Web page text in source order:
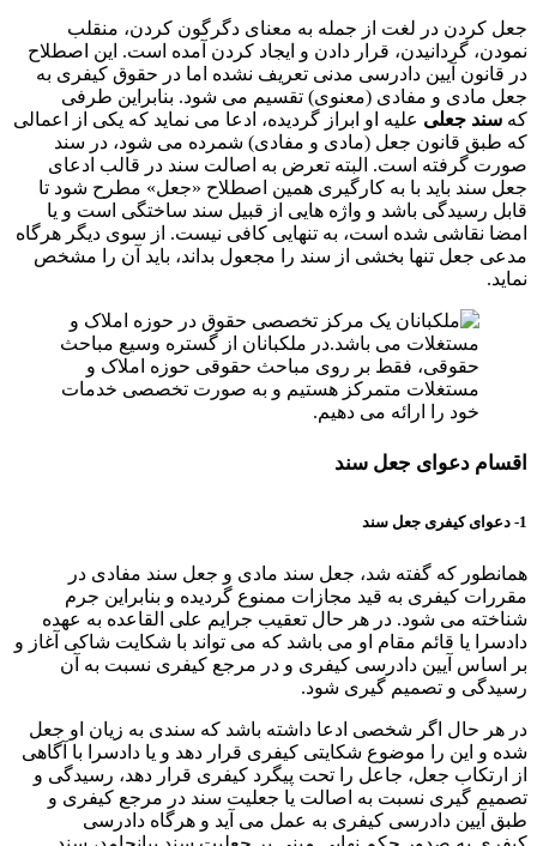
جعل کردن در لغت از جمله به معنای دگرگون کردن، منقلب
نمودن، گردانیدن، قرار دادن و ایجاد کردن آمده است. این اصطلاح
در قانون آیین دادرسی مدنی تعریف نشده اما در حقوق کیفری به
جعل مادی و مفادی (معنوی) تقسیم می شود. بنابراین طرفی
که سند جعلی علیه او ابراز گردیده، ادعا می نماید که یکی از اعمالی
که طبق قانون جعل (مادی و مفادی) شمرده می شود، در سند
صورت گرفته است. البته تعرض به اصالت سند در قالب ادعای
جعل سند باید با به کارگیری همین اصطلاح «جعل» مطرح شود تا
قابل رسیدگی باشد و واژه هایی از قبیل سند ساختگی است و یا
امضا نقاشی شده است، به تنهایی کافی نیست. از سوی دیگر هرگاه
مدعی جعل تنها بخشی از سند را مجعول بداند، باید آن را مشخص
نماید.
اقسام دعوای جعل سند
1- دعوای کیفری جعل سند
همانطور که گفته شد، جعل سند مادی و جعل سند مفادی در
مقررات کیفری به قید مجازات ممنوع گردیده و بنابراین جرم
شناخته می شود. در هر حال تعقیب جرایم علی القاعده به عهده
دادسرا یا قائم مقام او می باشد که می تواند با شکایت شاکی آغاز و
بر اساس آیین دادرسی کیفری و در مرجع کیفری نسبت به آن
رسیدگی و تصمیم گیری شود.
در هر حال اگر شخصی ادعا داشته باشد که سندی به زیان او جعل
شده و این را موضوع شکایتی کیفری قرار دهد و یا دادسرا با آگاهی
از ارتکاب جعل، جاعل را تحت پیگرد کیفری قرار دهد، رسیدگی و
تصمیم گیری نسبت به اصالت یا جعلیت سند در مرجع کیفری و
طبق آیین دادرسی کیفری به عمل می آید و هرگاه دادرسی